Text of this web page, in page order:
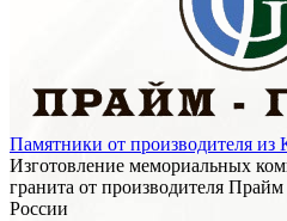
Памятники от производителя из
Изготовление мемориальных
гранита от производителя
России